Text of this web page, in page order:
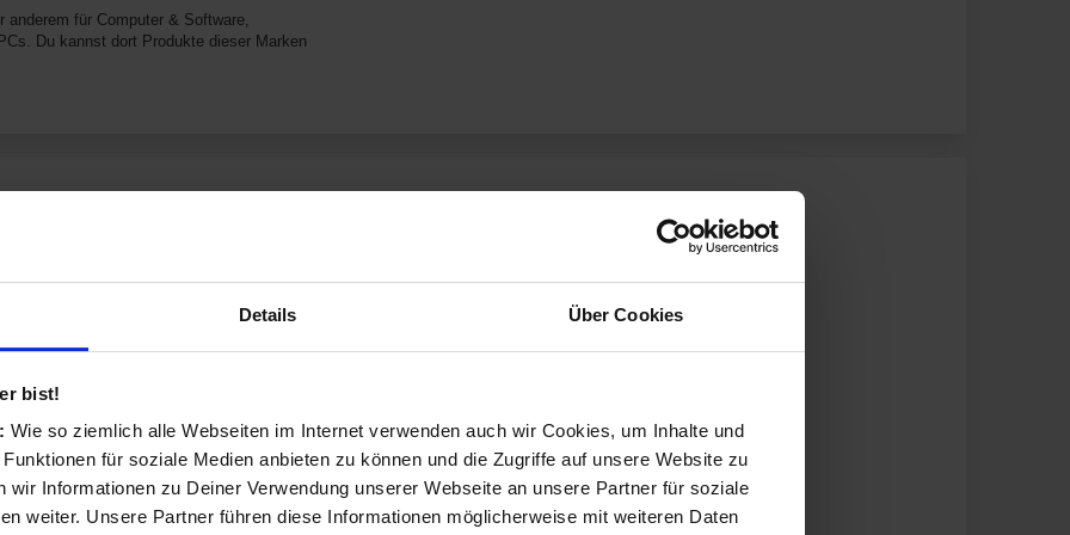
Details Über Cookies
bist!
Wie so ziemlich alle Webseiten im Internet verwenden auch wir Cookies, um Inhalte und
für soziale Medien anbieten zu können und die Zugriffe auf unsere Website zu
wir Informationen zu Deiner Verwendung unserer Webseite an unsere Partner für soziale
weiter. Unsere Partner führen diese Informationen möglicherweise mit weiteren Daten
für Computer & Software,
Du kannst dort Produkte dieser Marken
Software & Videospiele
Druckerzubehör